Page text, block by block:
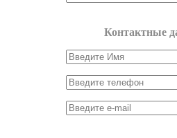
Контактные